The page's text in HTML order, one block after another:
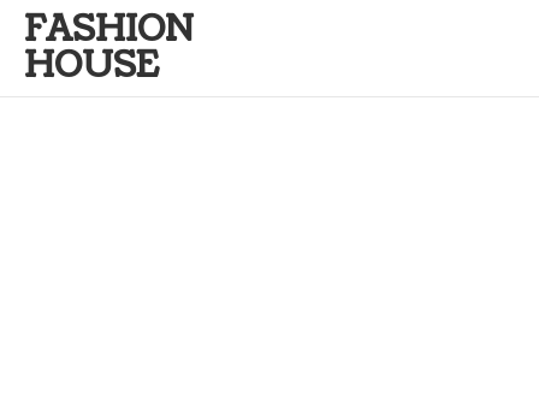
FASHION
HOUSE